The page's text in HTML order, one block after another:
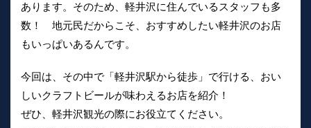
あります。そのため、軽井沢に住んでいるスタッフも多
数！ 地元民だからこそ、おすすめしたい軽井沢のお店
もいっぱいあるんです。
今回は、その中で「軽井沢駅から徒歩」で行ける、おい
しいクラフトビールが味わえるお店を紹介！
ぜひ、軽井沢観光の際にお役立てください。